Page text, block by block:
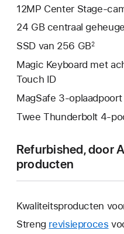
12MP Center Stage-
24 GB centraal
SSD van 256 GB2
Magic Keyboard met
Touch ID
MagSafe 3-oplaadpoort
Twee Thunderbolt 4-
Refurbished, door
producten
Kwaliteitsproducten
Streng revisieproces